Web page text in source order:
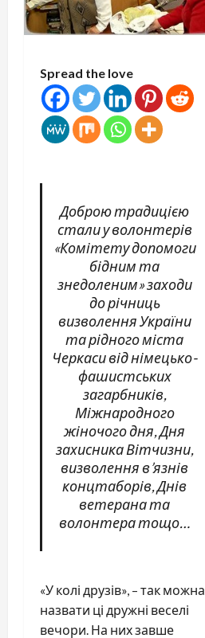
Spread the love
Доброю традицією
стали у волонтерів
«Комітету допомоги
бідним та
знедоленим» заходи
до річниць
визволення України
та рідного міста
Черкаси від німецько-
фашистських
загарбників,
Міжнародного
жіночого дня, Дня
захисника Вітчизни,
визволення в’язнів
концтаборів, Днів
ветерана та
волонтера тощо…
«У колі друзів», – так можна
назвати ці дружні веселі
вечори. На них завше